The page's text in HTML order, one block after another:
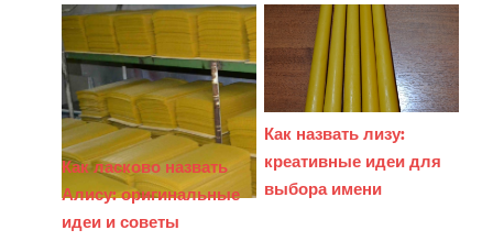
Как ласково назвать
Алису: оригинальные
идеи и советы
Как назвать лизу:
креативные идеи для
выбора имени